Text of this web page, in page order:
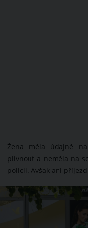
Žena měla údajně
plivnout a neměla na
policii. Avšak ani